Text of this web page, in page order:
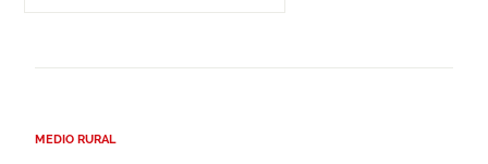
MEDIO RURAL